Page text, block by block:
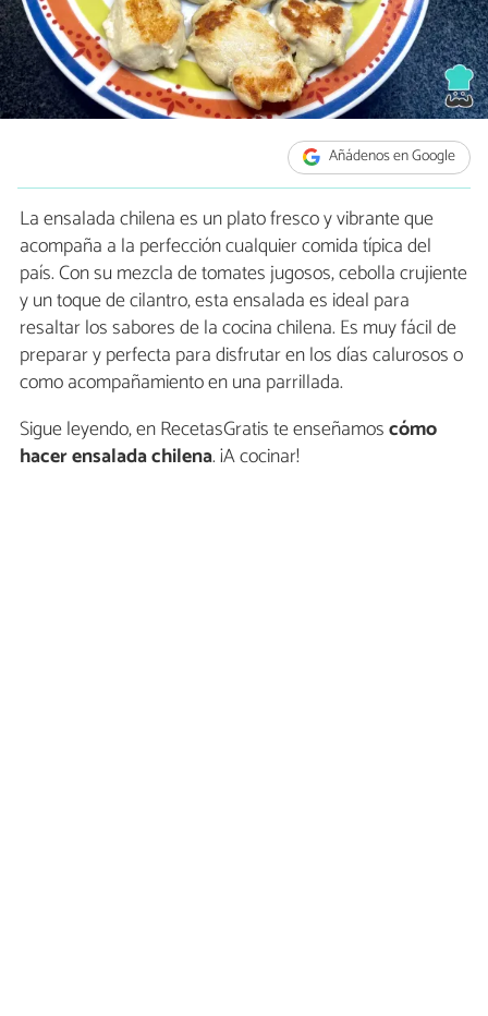
Añádenos en Google
La ensalada chilena es un plato fresco y vibrante que
acompaña a la perfección cualquier comida típica del
país. Con su mezcla de tomates jugosos, cebolla crujiente
y un toque de cilantro, esta ensalada es ideal para
resaltar los sabores de la cocina chilena. Es muy fácil de
preparar y perfecta para disfrutar en los días calurosos o
como acompañamiento en una parrillada.
Sigue leyendo, en RecetasGratis te enseñamoscómo
hacer ensalada chilena. ¡A cocinar!